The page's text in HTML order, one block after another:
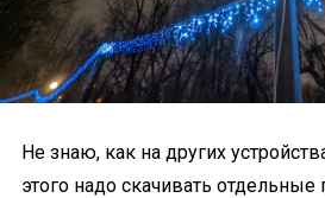
Не знаю, как на других
этого надо скачивать